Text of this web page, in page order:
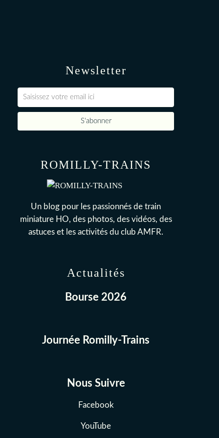
Newsletter
ROMILLY-TRAINS
Un blog pour les passionnés de train
miniature HO, des photos, des vidéos, des
astuces et les activités du club AMFR.
Actualités
Bourse 2026
Journée Romilly-Trains
Nous Suivre
Facebook
YouTube